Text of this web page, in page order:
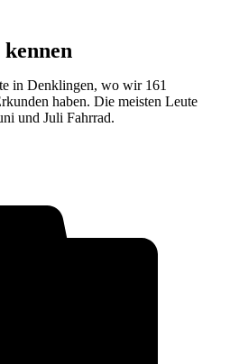
in Denklingen, wo wir 161
haben. Die meisten Leute
und Juli Fahrrad.